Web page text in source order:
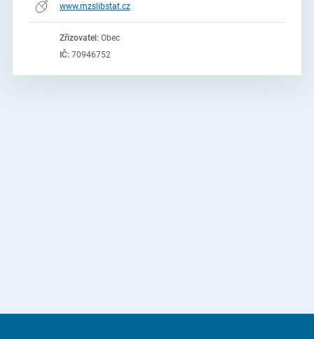
www.mzslibstat.cz
Zřizovatel:Obec
IČ:70946752